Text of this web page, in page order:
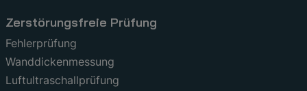
Zerstörungsfreie Prüfung
Fehlerprüfung
Wanddickenmessung
Luftultraschallprüfung